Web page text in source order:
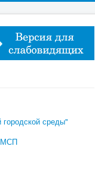
среды"
МСП